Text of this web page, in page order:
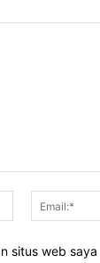
Nama:*
situs web